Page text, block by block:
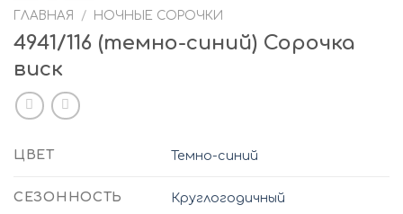
ГЛАВНАЯ / НОЧНЫЕ СОРОЧКИ
4941/116 (темно-синий) Сорочка
виск
ЦВЕТ Темно-синий
СЕЗОННОСТЬ Круглогодичный